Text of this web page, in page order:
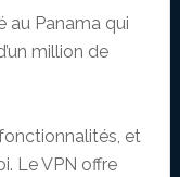
au Panama qui
million de
et
Le VPN offre